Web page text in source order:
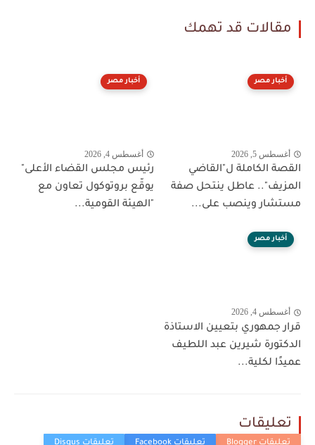
مقالات قد تهمك
أخبار مصر
أغسطس 5, 2026
القصة الكاملة ل"القاضي
المزيف".. عاطل ينتحل صفة
مستشار وينصب على...
أخبار مصر
أغسطس 4, 2026
رئيس مجلس القضاء الأعلى"
يوقّع بروتوكول تعاون مع
"الهيئة القومية...
أخبار مصر
أغسطس 4, 2026
قرار جمهوري بتعيين الاستاذة
الدكتورة شيرين عبد اللطيف
عميدًا لكلية...
تعليقات